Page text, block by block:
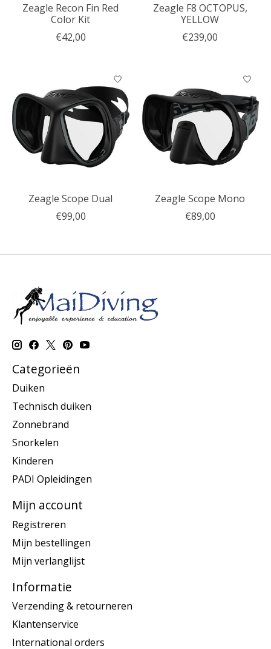
Zeagle Recon Fin Red
Color Kit
€42,00
Zeagle F8 OCTOPUS,
YELLOW
€239,00
Zeagle Scope Dual
€99,00
Zeagle Scope Mono
€89,00
Categorieën
Duiken
Technisch duiken
Zonnebrand
Snorkelen
Kinderen
PADI Opleidingen
Mijn account
Registreren
Mijn bestellingen
Mijn verlanglijst
Informatie
Verzending & retourneren
Klantenservice
International orders